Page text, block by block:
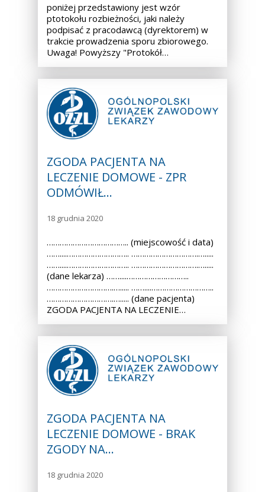
poniżej przedstawiony jest wzór
ptotokołu rozbieżności, jaki należy
podpisać z pracodawcą (dyrektorem) w
trakcie prowadzenia sporu zbiorowego.
Uwaga! Powyższy "Protokół…
ZGODA PACJENTA NA
LECZENIE DOMOWE - ZPR
ODMÓWIŁ…
18 grudnia 2020
……………………………….. (miejscowość i data)
……....……………………….. ………………………….….....
……....……………………….. ………………………….….....
(dane lekarza) ……....………………………..
………………………….…..... ……....………………………..
………………………….…..... (dane pacjenta)
ZGODA PACJENTA NA LECZENIE…
ZGODA PACJENTA NA
LECZENIE DOMOWE - BRAK
ZGODY NA…
18 grudnia 2020